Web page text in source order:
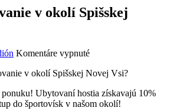
v okolí Spišskej
Komentáre vypnuténa
ubytovanie
okolí
Spišskej
v okolí Spišskej Novej Vsi?
Ubytovaní hostia získavajú 10%
do športovísk v našom okolí!